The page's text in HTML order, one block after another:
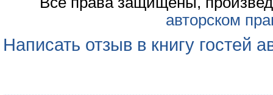
авторском
Написать отзыв в книгу гостей